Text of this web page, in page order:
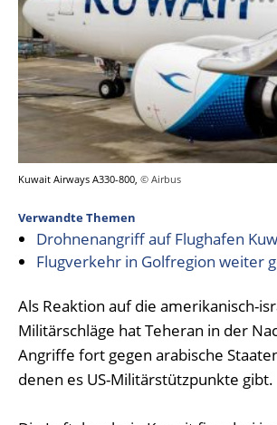
Kuwait Airways A330-800, © Airbus
Verwandte Themen
Drohnenangriff auf Flughafen
Flugverkehr in Golfregion weiter
Als Reaktion auf die amerikanisch-
Militärschläge hat Teheran in der
Angriffe fort gegen arabische
denen es US-Militärstützpunkte gibt.